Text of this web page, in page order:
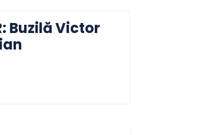
Buzilă Victor